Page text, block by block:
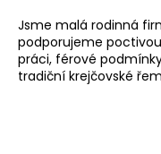
Jsme malá rodinná
podporujeme poctivou
práci, férové
tradiční krejčovské